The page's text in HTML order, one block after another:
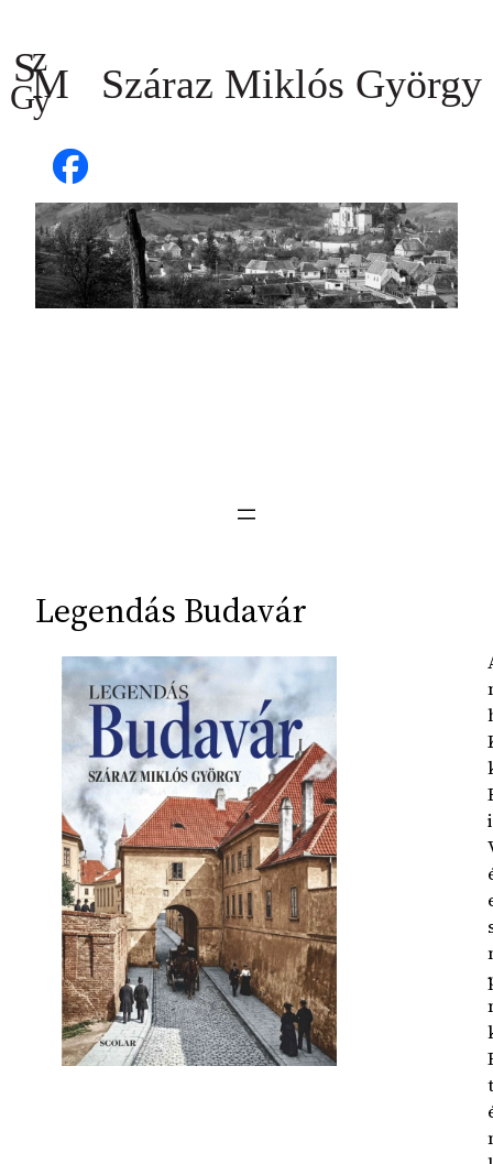
tartalomhoz
Legendás Budavár